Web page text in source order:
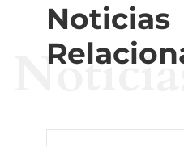
Noticias